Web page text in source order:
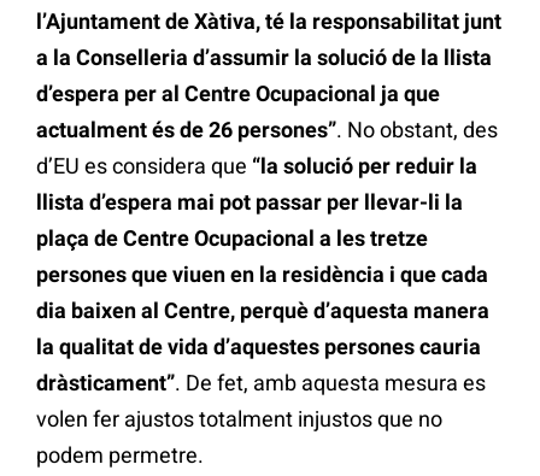
l’Ajuntament de Xàtiva, té la responsabilitat junt
a la Conselleria d’assumir la solució de la llista
d’espera per al Centre Ocupacional ja que
actualment és de 26 persones”. No obstant, des
d’EU es considera que “la solució per reduir la
llista d’espera mai pot passar per llevar-li la
plaça de Centre Ocupacional a les tretze
persones que viuen en la residència i que cada
dia baixen al Centre, perquè d’aquesta manera
la qualitat de vida d’aquestes persones cauria
dràsticament”. De fet, amb aquesta mesura es
volen fer ajustos totalment injustos que no
podem permetre.